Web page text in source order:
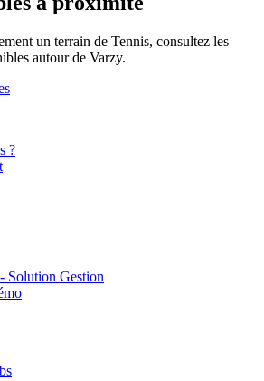
un terrain de Tennis, consultez les
autour de Varzy.
?
Solution Gestion